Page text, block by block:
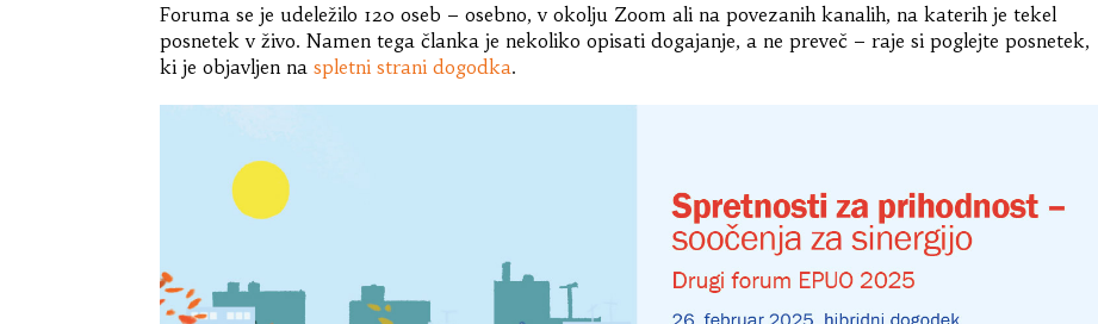
Foruma se je udeležilo 120 oseb – osebno, v okolju Zoom ali na povezanih kanalih, na katerih je tekel
posnetek v živo. Namen tega članka je nekoliko opisati dogajanje, a ne preveč – raje si poglejte posnetek,
ki je objavljen naspletni strani dogodka.